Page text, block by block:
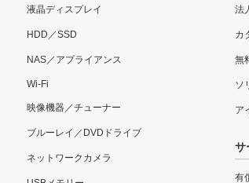
液晶ディスプレイ
HDD／SSD
NAS／アプライアンス
Wi-Fi
映像機器／チューナー
ブルーレイ／DVDドライブ
ネットワークカメラ
法
カ
無
ソ
ア
サ
有